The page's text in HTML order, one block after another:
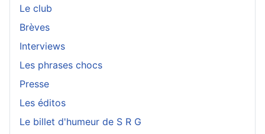
Le club
Brèves
Interviews
Les phrases chocs
Presse
Les éditos
Le billet d'humeur de S R G